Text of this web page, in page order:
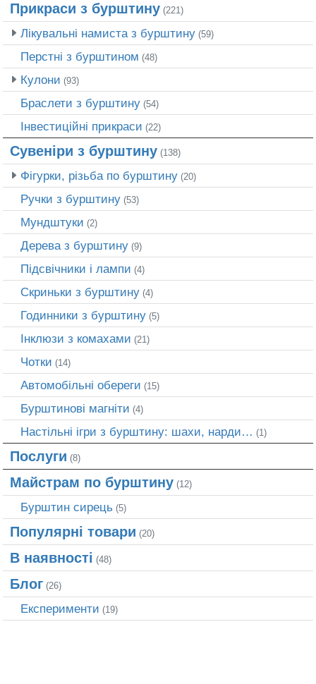
Прикраси з бурштину (221)
Лікувальні намиста з бурштину (59)
Перстні з бурштином (48)
Кулони (93)
Браслети з бурштину (54)
Інвестиційні прикраси (22)
Сувеніри з бурштину (138)
Фігурки, різьба по бурштину (20)
Ручки з бурштину (53)
Мундштуки (2)
Дерева з бурштину (9)
Підсвічники і лампи (4)
Скриньки з бурштину (4)
Годинники з бурштину (5)
Інклюзи з комахами (21)
Чотки (14)
Автомобільні обереги (15)
Бурштинові магніти (4)
Настільні ігри з бурштину: шахи, нарди… (1)
Послуги (8)
Майстрам по бурштину (12)
Бурштин сирець (5)
Популярні товари (20)
В наявності (48)
Блог (26)
Експерименти (19)